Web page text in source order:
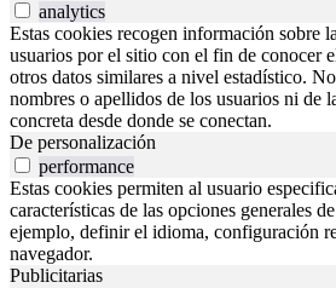
analytics
Estas cookies recogen información sobre
usuarios por el sitio con el fin de conocer
otros datos similares a nivel estadístico.
nombres o apellidos de los usuarios ni de
concreta desde donde se conectan.
De personalización
performance
Estas cookies permiten al usuario
características de las opciones generales
ejemplo, definir el idioma, configuración
navegador.
Publicitarias